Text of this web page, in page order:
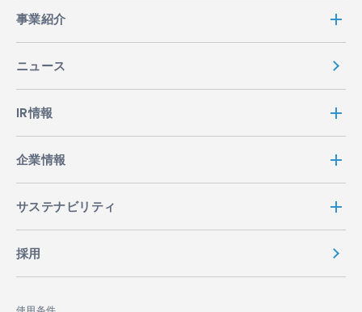
事業紹介
ニュース
IR情報
企業情報
サステナビリティ
採用